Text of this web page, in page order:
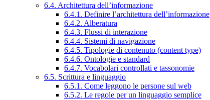
6.4. Architettura dell’informazione
6.4.1. Definire l’architettura dell’informazione
6.4.2. Alberatura
6.4.3. Flussi di interazione
6.4.4. Sistemi di navigazione
6.4.5. Tipologie di contenuto (content type)
6.4.6. Ontologie e standard
6.4.7. Vocabolari controllati e tassonomie
6.5. Scrittura e linguaggio
6.5.1. Come leggono le persone sul web
6.5.2. Le regole per un linguaggio semplice